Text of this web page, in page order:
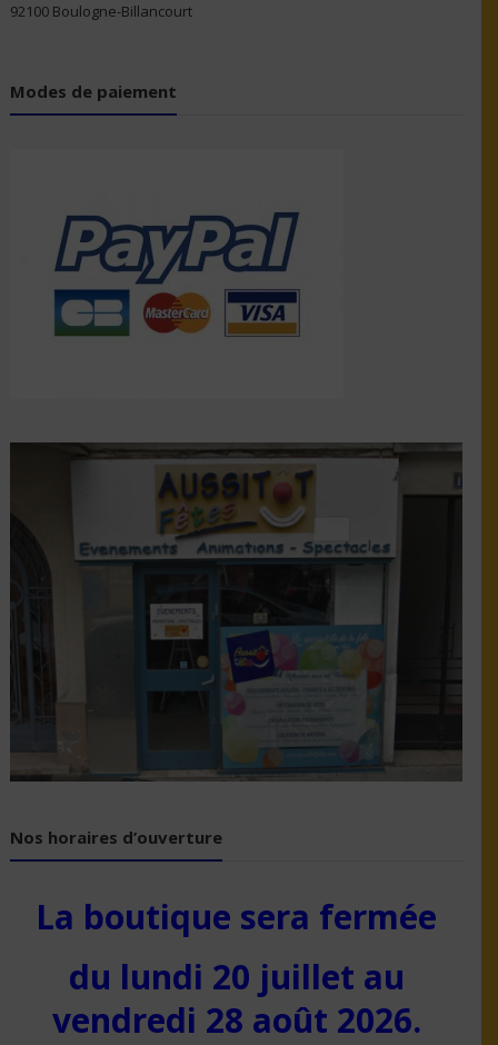
92100 Boulogne-Billancourt
Modes de paiement
Nos horaires d’ouverture
La boutique sera fermée
du lundi 20 juillet au
vendredi 28 août 2026.